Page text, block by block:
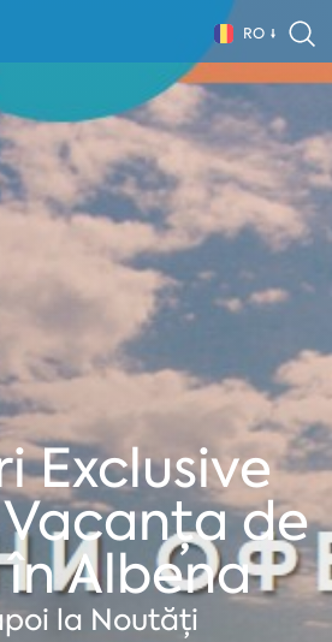
RO
Exclusive
de
Albena
la Noutăți